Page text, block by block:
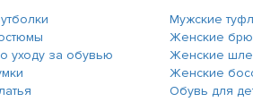
уходу за обувью
Мужские
Женские
Женские
Женские
Обувь для